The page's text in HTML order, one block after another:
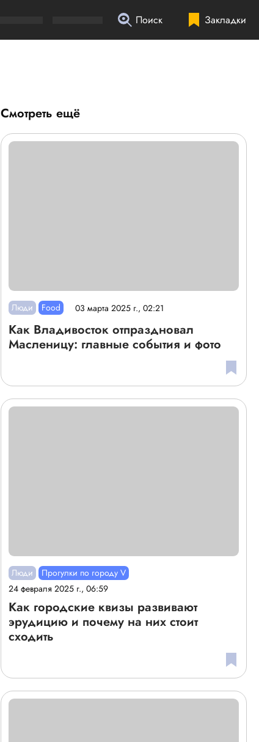
Закладки
Поиск
Смотреть ещё
Люди Food 03 марта 2025 г., 02:21
Как Владивосток отпраздновал
Масленицу: главные события и фото
Люди
Прогулки по городу V
24 февраля 2025 г., 06:59
Как городские квизы развивают
эрудицию и почему на них стоит
сходить